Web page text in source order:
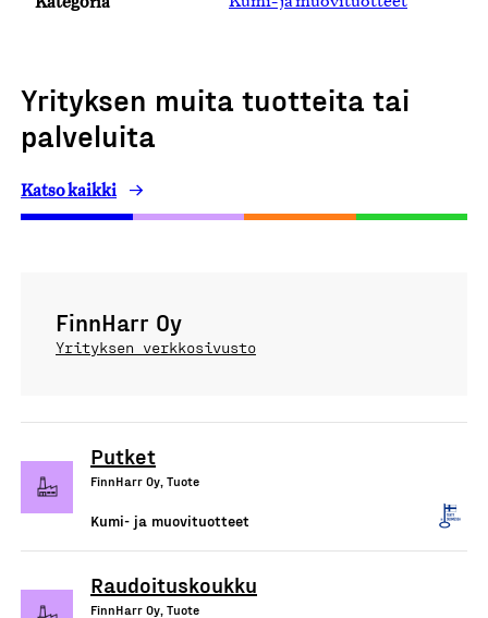
Yrityksen muita tuotteita tai
palveluita
Katso kaikki
FinnHarr Oy
Yrityksen verkkosivusto
Putket
FinnHarr Oy, Tuote
Kumi- ja muovituotteet
Raudoituskoukku
FinnHarr Oy, Tuote